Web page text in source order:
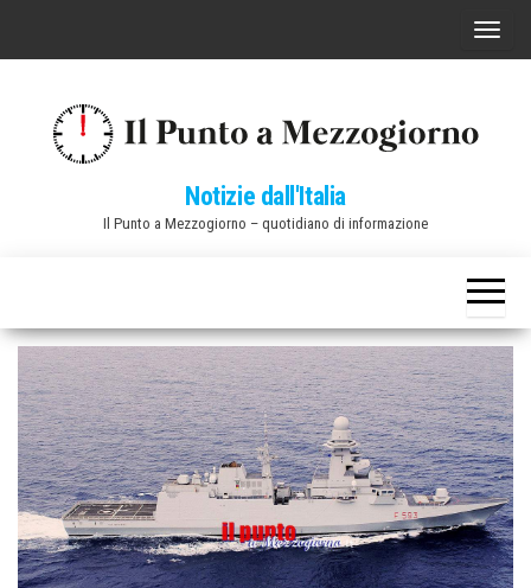
C
a
v
g
a
z
i
o
n
Notizie dall'Italia
Il Punto a Mezzogiorno – quotidiano di informazione